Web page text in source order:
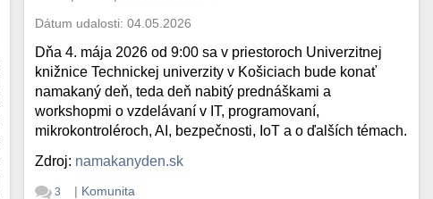
Dátum udalosti:04.05.2026
Dňa 4. mája 2026 od 9:00 sa v priestoroch Univerzitnej
knižnice Technickej univerzity v Košiciach bude konať
namakaný deň, teda deň nabitý prednáškami a
workshopmi o vzdelávaní v IT, programovaní,
mikrokontroléroch, AI, bezpečnosti, IoT a o ďalších témach.
Zdroj: namakanyden.sk
3 | Komunita